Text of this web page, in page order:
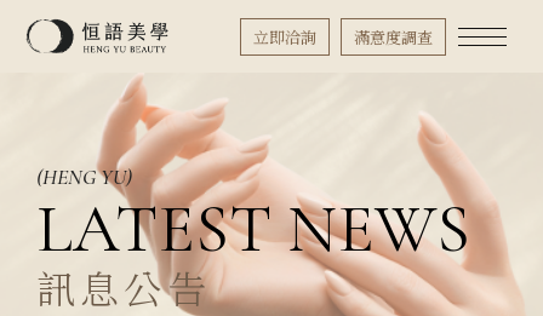
(HENG YU)
LATEST NEWS
訊息公告
立即洽詢 滿意度調查